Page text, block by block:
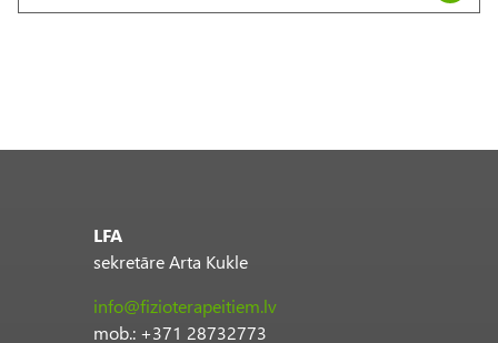
LFA
sekretāre Arta Kukle
info@fizioterapeitiem.lv
mob.: +371 28732773